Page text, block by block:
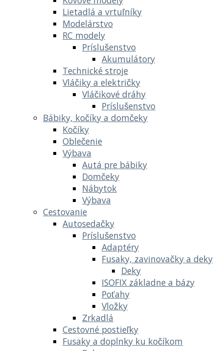
Lietadlá a vrtuľníky
Modelárstvo
RC modely
Príslušenstvo
Akumulátory
Technické stroje
Vláčiky a električky
Vláčikové dráhy
Príslušenstvo
Bábiky, kočíky a domčeky
Kočíky
Oblečenie
Výbava
Autá pre bábiky
Domčeky
Nábytok
Výbava
Cestovanie
Autosedačky
Príslušenstvo
Adaptéry
Fusaky, zavinovačky a deky
Deky
ISOFIX základne a bázy
Poťahy
Vložky
Zrkadlá
Cestovné postieľky
Fusaky a doplnky ku kočíkom